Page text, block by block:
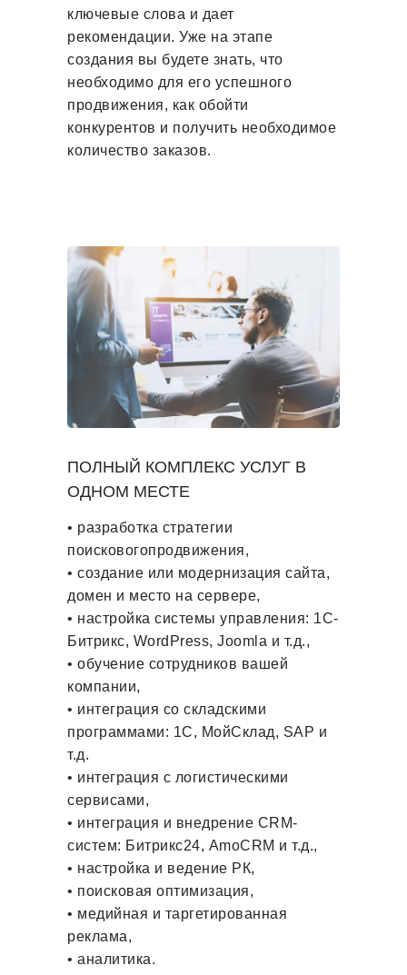
ключевые слова и дает
рекомендации. Уже на этапе
создания вы будете знать, что
необходимо для его успешного
продвижения, как обойти
конкурентов и получить необходимое
количество заказов.
ПОЛНЫЙ КОМПЛЕКС УСЛУГ В
ОДНОМ МЕСТЕ
• разработка стратегии
поисковогопродвижения,
• создание или модернизация сайта,
домен и место на сервере,
• настройка системы управления: 1С-
Битрикс, WordPress, Joomla и т.д.,
• обучение сотрудников вашей
компании,
• интеграция со складскими
программами: 1С, МойСклад, SAP и
т.д.
• интеграция с логистическими
сервисами,
• интеграция и внедрение CRM-
систем: Битрикс24, AmoCRM и т.д.,
• настройка и ведение РК,
• поисковая оптимизация,
• медийная и таргетированная
реклама,
• аналитика.